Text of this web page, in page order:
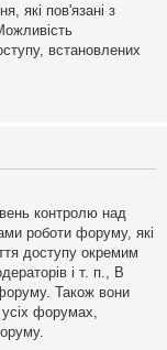
які пов'язані з
встановлених
контролю над
роботи форуму, які
доступу окремим
і т. п., В
Також вони
форумах,